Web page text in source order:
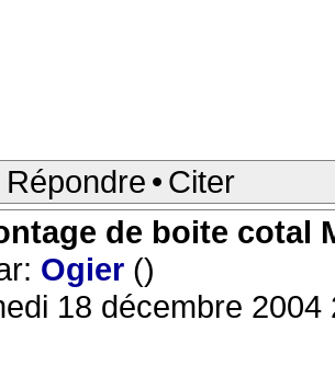
Répondre • Citer
de boite cotal
Ogier ()
18 décembre 2004